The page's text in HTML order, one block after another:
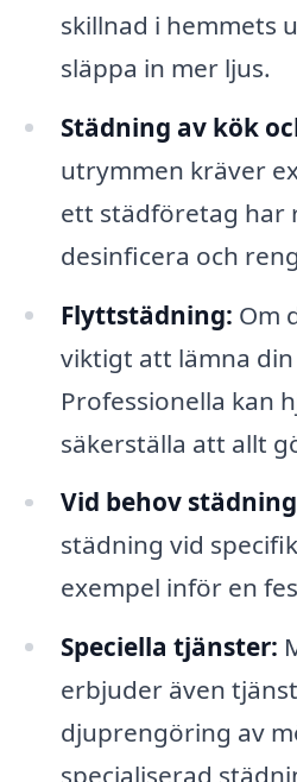
skillnad i hemmets
släppa in mer ljus.
Städning av kök
utrymmen kräver
ett städföretag har
desinficera och
Flyttstädning: Om
viktigt att lämna
Professionella kan
säkerställa att allt
Vid behov
städning vid
exempel inför en
Speciella tjänster:
erbjuder även
djuprengöring av
specialiserad